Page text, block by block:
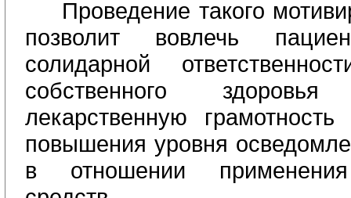
Проведение такого
позволит вовлечь
солидарной
собственного
лекарственную
повышения уровня
в отношении применения